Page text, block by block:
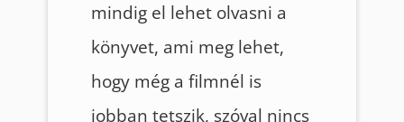
mindig el lehet olvasni a
könyvet, ami meg lehet,
hogy még a filmnél is
jobban tetszik, szóval nincs